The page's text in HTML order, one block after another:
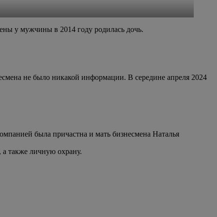
у мужчины в 2014 году родилась дочь.
не было никакой информации. В середине апреля 2024
была причастна и мать бизнесмена Наталья
также личную охрану.